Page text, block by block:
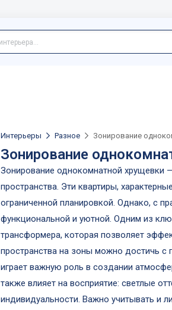
Интерьеры Разное Зонирование
Зонирование
Зонирование однокомнатной хрущевки
пространства. Эти квартиры,
ограниченной планировкой. Однако, с
функциональной и уютной. Одним из
трансформера, которая позволяет
пространства на зоны можно достичь
играет важную роль в создании
также влияет на восприятие: светлые
индивидуальности. Важно учитывать и